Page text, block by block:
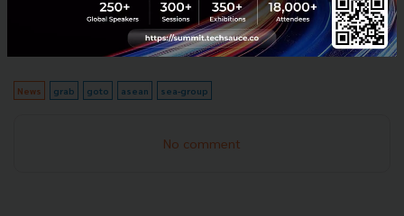
asia.nikkei
News grab goto asean sea-group
No comment